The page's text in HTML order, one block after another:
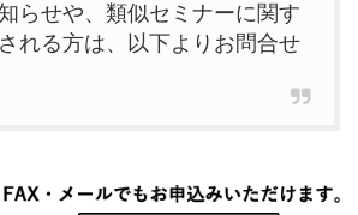
らせや、類似セミナーに関す
れる方は、以下よりお問合せ